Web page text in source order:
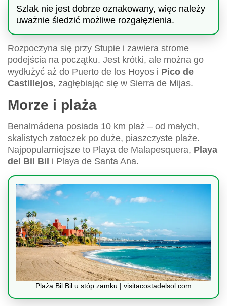
Szlak nie jest dobrze oznakowany, więc należy
uważnie śledzić możliwe rozgałęzienia.
Rozpoczyna się przy Stupie i zawiera strome
podejścia na początku. Jest krótki, ale można go
wydłużyć aż do Puerto de los Hoyos i Pico de
Castillejos, zagłębiając się w Sierra de Mijas.
Morze i plaża
Benalmádena posiada 10 km plaż – od małych,
skalistych zatoczek po duże, piaszczyste plaże.
Najpopularniejsze to Playa de Malapesquera, Playa
del Bil Bil i Playa de Santa Ana.
Plaża Bil Bil u stóp zamku | visitacostadelsol.com